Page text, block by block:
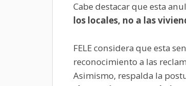
Cabe destacar que esta
los locales, no a las
FELE considera que esta
reconocimiento a las
Asimismo, respalda la